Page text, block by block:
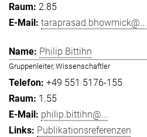
2.85
taraprasad.bhowmick@...
Philip Bittihn
Gruppenleiter, Wissenschaftler
+49 551 5176-155
1.55
philip.bittihn@...
Publikationsreferenzen